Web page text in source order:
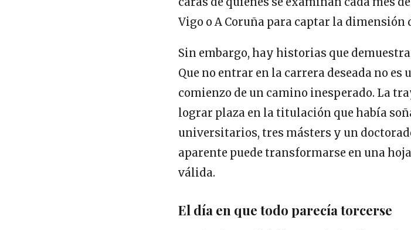
Vigo o A Coruña para captar la dimensión
Sin embargo, hay historias que
Que no entrar en la carrera deseada no es
comienzo de un camino inesperado. La
lograr plaza en la titulación que había
universitarios, tres másters y un
aparente puede transformarse en una
válida.
El día en que todo parecía torcerse